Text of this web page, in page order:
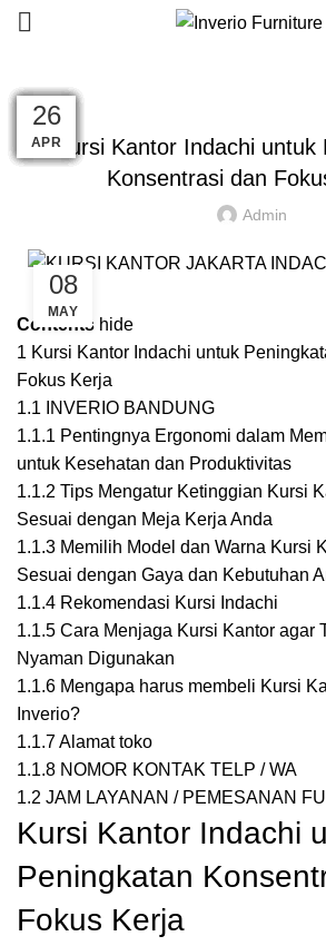
KURSI
Kursi Kantor Indachi untuk
Konsentrasi dan
Admin
08
MAY
Contents hide
1 Kursi Kantor Indachi untuk
Fokus Kerja
1.1
INVERIO BANDUNG
1.1.1 Pentingnya Ergonomi dalam
untuk Kesehatan dan Produktivitas
1.1.2 Tips Mengatur Ketinggian Kursi
Sesuai dengan Meja Kerja Anda
1.1.3 Memilih Model dan Warna Kursi
Sesuai dengan Gaya dan Kebutuhan
1.1.4 Rekomendasi Kursi Indachi
1.1.5 Cara Menjaga Kursi Kantor agar
Nyaman Digunakan
1.1.6 Mengapa harus membeli Kursi
Inverio?
1.1.7Alamat toko
1.1.8 NOMOR KONTAK TELP / WA
1.2 JAM LAYANAN / PEMESANAN
Kursi Kantor Indachi
Peningkatan
Fokus Kerja
03
AUG
22
JUL
06
JUL
30
JUL
26
APR
26
APR
26
APR
26
APR
26
APR
26
APR
26
APR
26
APR